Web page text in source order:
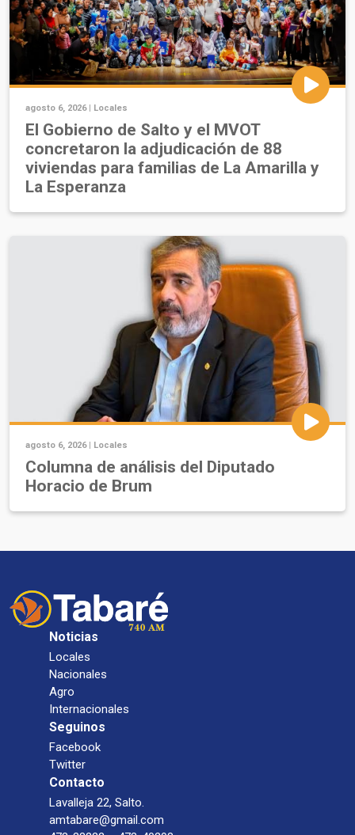
agosto 6, 2026 | Locales
El Gobierno de Salto y el MVOT
concretaron la adjudicación de 88
viviendas para familias de La Amarilla y
La Esperanza
agosto 6, 2026 | Locales
Columna de análisis del Diputado
Horacio de Brum
Noticias
Locales
Nacionales
Agro
Internacionales
Seguinos
Facebook
Twitter
Contacto
Lavalleja 22, Salto.
amtabare@gmail.com